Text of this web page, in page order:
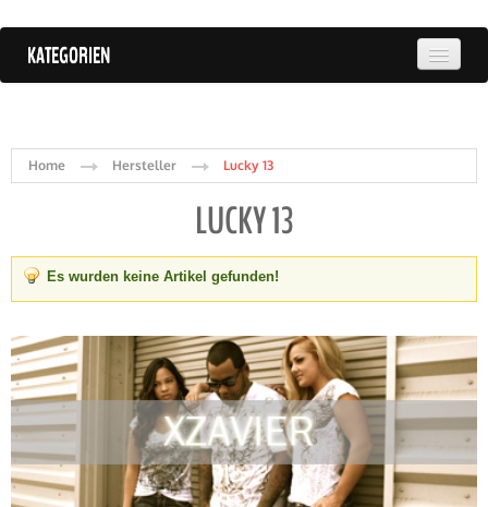
KATEGORIEN
Home Hersteller Lucky 13
LUCKY 13
Es wurden keine Artikel gefunden!